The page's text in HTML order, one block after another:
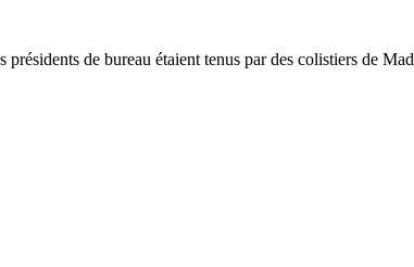
de bureau étaient tenus par des colistiers de